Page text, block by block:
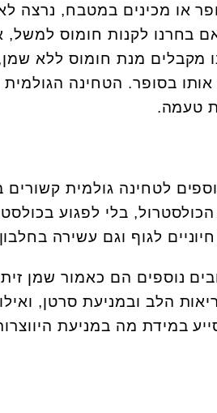
או מכינים במטבח, נרצה
בחרנו לקנות חומוס למשל,
מקבלים מנת חומוס ללא
אותו בסופר. הטחינה
טעמה.
לטחינה גולמית
בלי לפגוע
לגוף וגם עשירה
נוספים הם כאמור שמן זית
במידת מה במניעת